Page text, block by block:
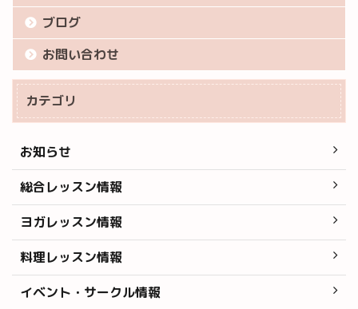
ブログ
お問い合わせ
カテゴリ
お知らせ
総合レッスン情報
ヨガレッスン情報
料理レッスン情報
イベント・サークル情報